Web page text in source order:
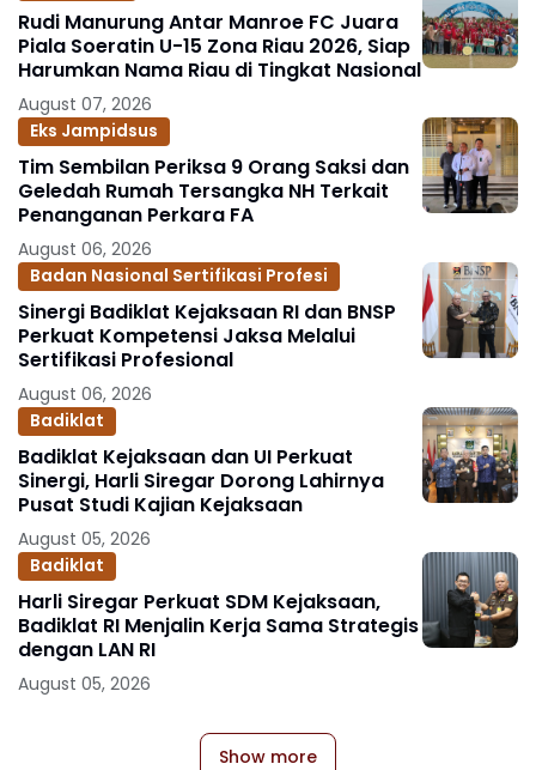
Rudi Manurung Antar Manroe FC Juara
Piala Soeratin U-15 Zona Riau 2026, Siap
Harumkan Nama Riau di Tingkat Nasional
August 07, 2026
Eks Jampidsus
Tim Sembilan Periksa 9 Orang Saksi dan
Geledah Rumah Tersangka NH Terkait
Penanganan Perkara FA
August 06, 2026
Badan Nasional Sertifikasi Profesi
Sinergi Badiklat Kejaksaan RI dan BNSP
Perkuat Kompetensi Jaksa Melalui
Sertifikasi Profesional
August 06, 2026
Badiklat
Badiklat Kejaksaan dan UI Perkuat
Sinergi, Harli Siregar Dorong Lahirnya
Pusat Studi Kajian Kejaksaan
August 05, 2026
Badiklat
Harli Siregar Perkuat SDM Kejaksaan,
Badiklat RI Menjalin Kerja Sama Strategis
dengan LAN RI
August 05, 2026
Show more